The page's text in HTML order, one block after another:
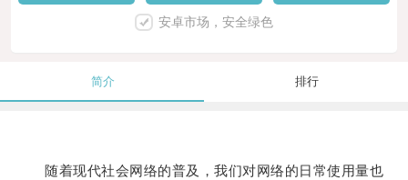
安卓市场，安全绿色
简介 排行
随着现代社会网络的普及，我们对网络的日常使用量也